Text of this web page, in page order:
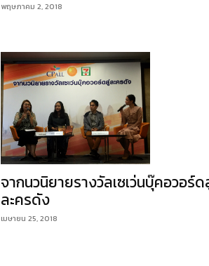
พฤษภาคม 2, 2018
จากนวนิยายรางวัลเซเว่นบุ๊คอวอร์
ละครดัง
เมษายน 25, 2018